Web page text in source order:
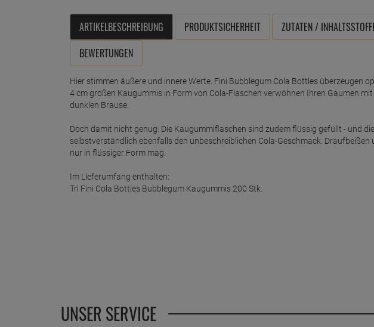
ARTIKELBESCHREIBUNG PRODUKTSICHERHEIT ZUTATEN /
BEWERTUNGEN
Hier stimmen äußere und innere Werte. Fini Bubblegum Cola Bottles überzeugen
4 cm großen Kaugummis in Form von Cola-Flaschen verwöhnen Ihren Gaumen
dunklen Brause.
Doch damit nicht genug: Die Kaugummiflaschen sind zudem flüssig gefüllt - und
selbstverständlich ebenfalls den unbeschreiblichen Cola-Geschmack. Draufbeißen
nur in flüssiger Form mag.
Im Lieferumfang enthalten:
Tri Fini Cola Bottles Bubblegum Kaugummis 200 Stk.
UNSER SERVICE